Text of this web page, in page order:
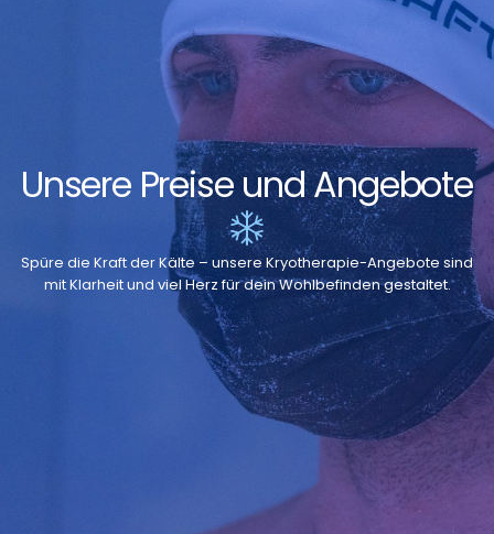
Unsere Preise und Angebote
Spüre die Kraft der Kälte – unsere Kryotherapie-Angebote sind
mit Klarheit und viel Herz für dein Wohlbefinden gestaltet.